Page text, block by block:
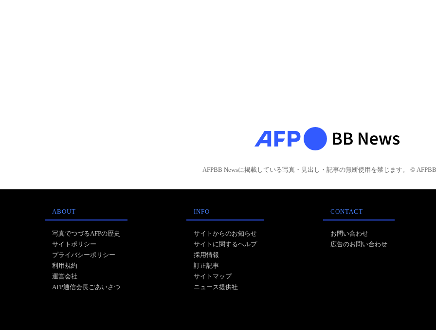
AFPBB Newsに掲載している写真・見出し・記事の無断使用を禁じます。 © AFPBB
ABOUT
写真でつづるAFPの歴史
サイトポリシー
プライバシーポリシー
利用規約
運営会社
AFP通信会長ごあいさつ
INFO
サイトからのお知らせ
サイトに関するヘルプ
採用情報
訂正記事
サイトマップ
ニュース提供社
CONTACT
お問い合わせ
広告のお問い合わせ